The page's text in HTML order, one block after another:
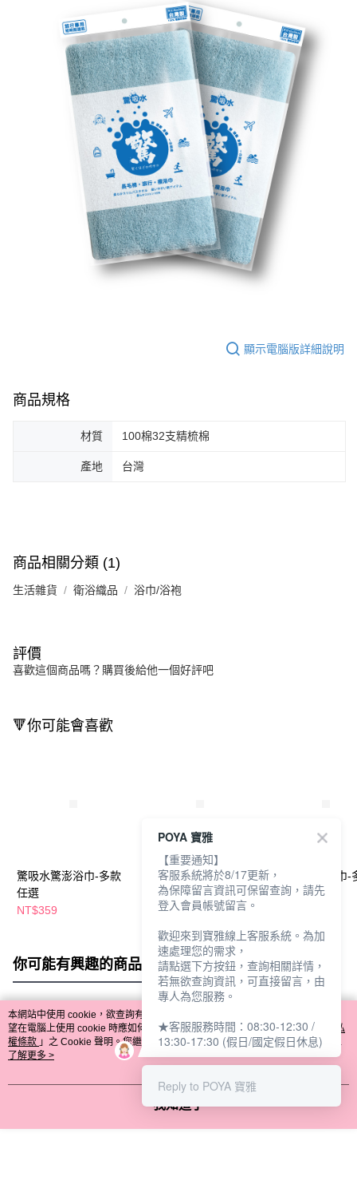
顯示電腦版詳細說明
商品規格
材質 100棉32支精梳棉
產地 台灣
商品相關分類 (1)
生活雜貨 衛浴織品 浴巾/浴袍
評價
喜歡這個商品嗎？購買後給他一個好評吧
🔻你可能會喜歡
驚吸水驚澎浴巾-多款
任選
NT$359
驚吸水驚澎毛巾-多款
任選
NT$159
驚吸水雙色毛巾-
任選
你可能有興趣的商品 全站排行
熱門標籤
本網站中使用 cookie，欲查詢有關本網站使用 cookie 方式之詳情，及若您不希
望在電腦上使用 cookie 時應如何變更電腦的 cookie 設定，請參閱本網站「
隱私
權條款 」之 Cookie 聲明。您繼續使用本網站即表示您同意本公司得按本網站使
用條款之 Cookie 聲明使用 cookie。
了解更多 >
我知道了
POYA 寶雅
【重要通知】
客服系統將於8/17更新，
為保障留言資訊可保留查詢，請先
登入會員帳號留言。
歡迎來到寶雅線上客服系統。為加
速處理您的需求，
請點選下方按鈕，查詢相關詳情，
若無欲查詢資訊，可直接留言，由
專人為您服務。
★客服服務時間：08:30-12:30 /
13:30-17:30 (假日/國定假日休息)
Reply to POYA 寶雅